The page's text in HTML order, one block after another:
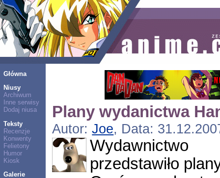
Główna
Niusy
Archiwum
Inne serwisy
Dodaj niusa
Teksty
Recenzje
Konwenty
Felietony
Humor
Kiosk
Galerie
Plany wydanictwa
Autor:Joe, Data:
przedstawiło